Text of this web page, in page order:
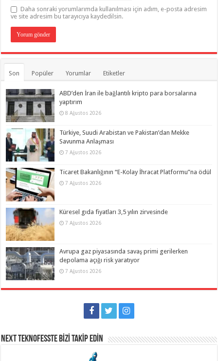
Daha sonraki yorumlarımda kullanılması için adım, e-posta adresim
ve site adresim bu tarayıcıya kaydedilsin.
Son Popüler Yorumlar Etiketler
ABD’den İran ile bağlantılı kripto para borsalarına
yaptırım
8 Ağustos 2026
Türkiye, Suudi Arabistan ve Pakistan’dan Mekke
Savunma Anlaşması
7 Ağustos 2026
Ticaret Bakanlığının “E-Kolay İhracat Platformu”na ödül
7 Ağustos 2026
Küresel gıda fiyatları 3,5 yılın zirvesinde
7 Ağustos 2026
Avrupa gaz piyasasında savaş primi gerilerken
depolama açığı risk yaratıyor
7 Ağustos 2026
NEXT TEKNOFESSTE BİZİ TAKİP EDİN